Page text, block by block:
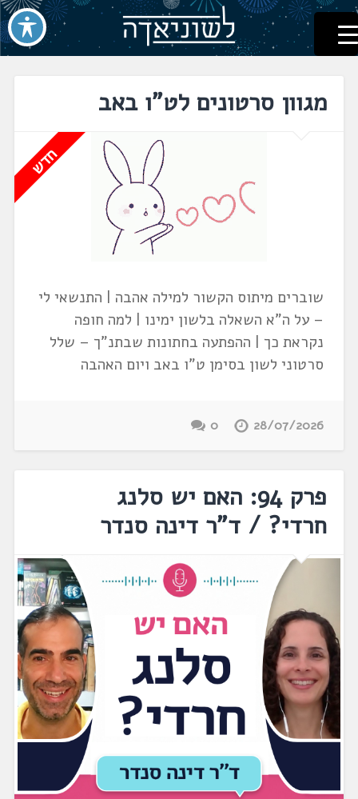
דלג
לתוכן
לשוניאדה
עברית. לשון. שפה
מגוון סרטונים לט"ו באב
שוברים מיתוס הקשור למילה אהבה | התנשאי לי
– על ה"א השאלה בלשון ימינו | למה חופה
נקראת כך | ההפתעה בחתונות שבתנ"ך – שלל
סרטוני לשון בסימן ט"ו באב ויום האהבה
28/07/2026
0
פרק 94: האם יש סלנג
חרדי? / ד"ר דינה סנדר